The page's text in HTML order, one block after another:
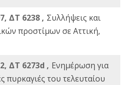
ΔΤ 6238 , Συλλήψεις και
προστίμων σε Αττική,
ΔΤ 6273d , Ενημέρωση για
πυρκαγιές του τελευταίου